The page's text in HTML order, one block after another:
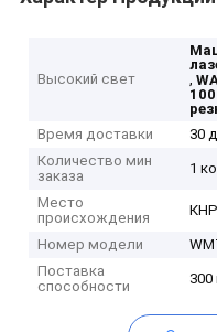
Высокий свет
,
Время доставки
30
Количество мин
заказа
1
Место
происхождения
КНР
Номер модели
Поставка
способности